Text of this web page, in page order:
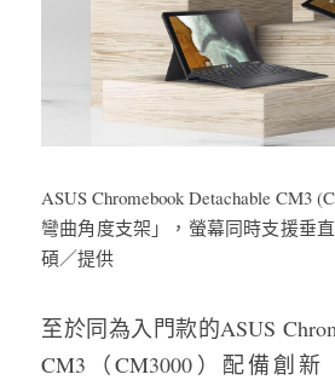
ASUS Chromebook Detachable CM3
彎曲角度支架」，螢幕同時支援垂
碩／提供
至於同為入門款的ASUS
CM3（CM3000）配備創